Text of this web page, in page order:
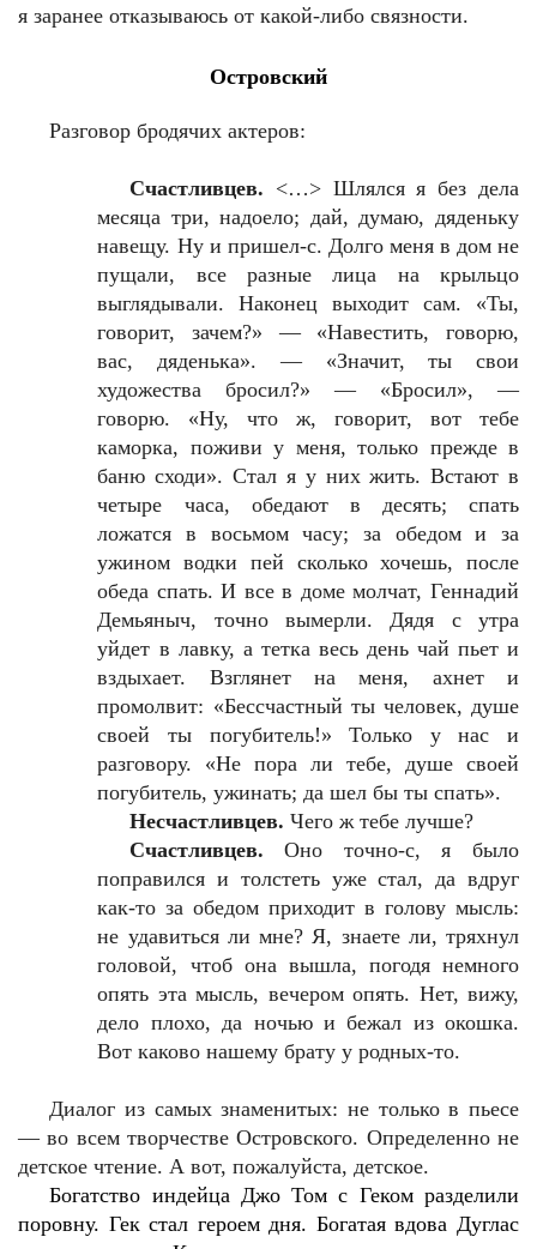
я заранее отказываюсь от какой-либо связности.
Островский
Разговор бродячих актеров:
Счастливцев. <…> Шлялся я без дела
месяца три, надоело; дай, думаю, дяденьку
навещу. Ну и пришел-с. Долго меня в дом не
пущали, все разные лица на крыльцо
выглядывали. Наконец выходит сам. «Ты,
говорит, зачем?» — «Навестить, говорю,
вас, дяденька». — «Значит, ты свои
художества бросил?» — «Бросил», —
говорю. «Ну, что ж, говорит, вот тебе
каморка, поживи у меня, только прежде в
баню сходи». Стал я у них жить. Встают в
четыре часа, обедают в десять; спать
ложатся в восьмом часу; за обедом и за
ужином водки пей сколько хочешь, после
обеда спать. И все в доме молчат, Геннадий
Демьяныч, точно вымерли. Дядя с утра
уйдет в лавку, а тетка весь день чай пьет и
вздыхает. Взглянет на меня, ахнет и
промолвит: «Бессчастный ты человек, душе
своей ты погубитель!» Только у нас и
разговору. «Не пора ли тебе, душе своей
погубитель, ужинать; да шел бы ты спать».
Несчастливцев. Чего ж тебе лучше?
Счастливцев. Оно точно-с, я было
поправился и толстеть уже стал, да вдруг
как-то за обедом приходит в голову мысль:
не удавиться ли мне? Я, знаете ли, тряхнул
головой, чтоб она вышла, погодя немного
опять эта мысль, вечером опять. Нет, вижу,
дело плохо, да ночью и бежал из окошка.
Вот каково нашему брату у родных-то.
Диалог из самых знаменитых: не только в пьесе
— во всем творчестве Островского. Определенно не
детское чтение. А вот, пожалуйста, детское.
Богатство индейца Джо Том с Геком разделили
поровну. Гек стал героем дня. Богатая вдова Дуглас